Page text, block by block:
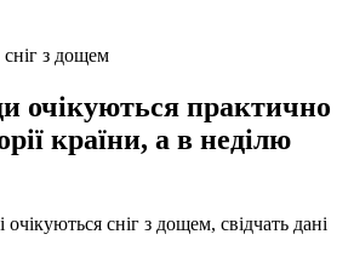
очікуються практично
країни, а в неділю
сніг з дощем, свідчать дані